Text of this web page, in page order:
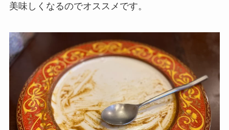
美味しくなるのでオススメです。